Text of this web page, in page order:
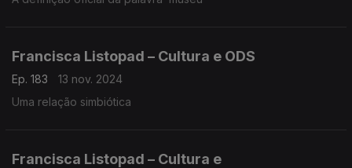
Francisca Listopad – Cultura e ODS
Ep. 183
13 nov. 2024
Uma relação simbiótica
Francisca Listopad – Cultura e